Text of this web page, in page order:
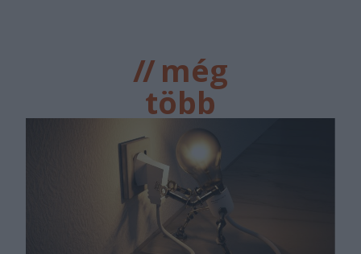
//még
több
főtér.ro